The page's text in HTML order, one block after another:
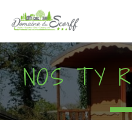
NOS TY